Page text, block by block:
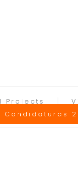
Projects
Candidaturas